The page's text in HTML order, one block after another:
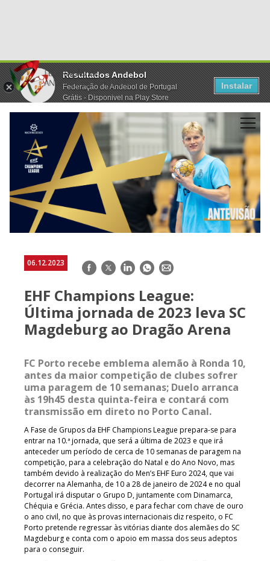
Resultados Andebol
Federação de Andebol de Portugal
Grátis - Disponivel na Play Store
Instalar
06.12.2023 Facebook
TwitterLinkedInWhatsApp
E-
EHF Champions League:
Última jornada de 2023 leva SC
Magdeburg ao Dragão Arena
FC Porto recebe emblema alemão à Ronda 10,
antes da maior competição de clubes sofrer
uma paragem de 10 semanas; Duelo arranca
às 19h45 desta quinta-feira e contará com
transmissão em direto no Porto Canal.
A Fase de Grupos da EHF Champions League prepara-se para
entrar na 10.ª jornada, que será a última de 2023 e que irá
anteceder um período de cerca de 10 semanas de paragem na
competição, para a celebração do Natal e do Ano Novo, mas
também devido à realização do Men’s EHF Euro 2024, que vai
decorrer na Alemanha, de 10 a 28 de janeiro de 2024 e no qual
Portugal irá disputar o Grupo D, juntamente com Dinamarca,
Chéquia e Grécia. Antes disso, e para fechar com chave de ouro
o ano civil, no que às provas internacionais diz respeito, o FC
Porto pretende regressar às vitórias diante dos alemães do SC
Magdeburg e conta com o apoio em massa dos seus adeptos
para o conseguir.